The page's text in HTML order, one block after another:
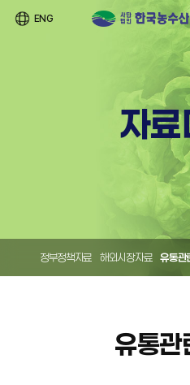
ENG
자
정부정책자료 해외시장자료 유통관
유통관